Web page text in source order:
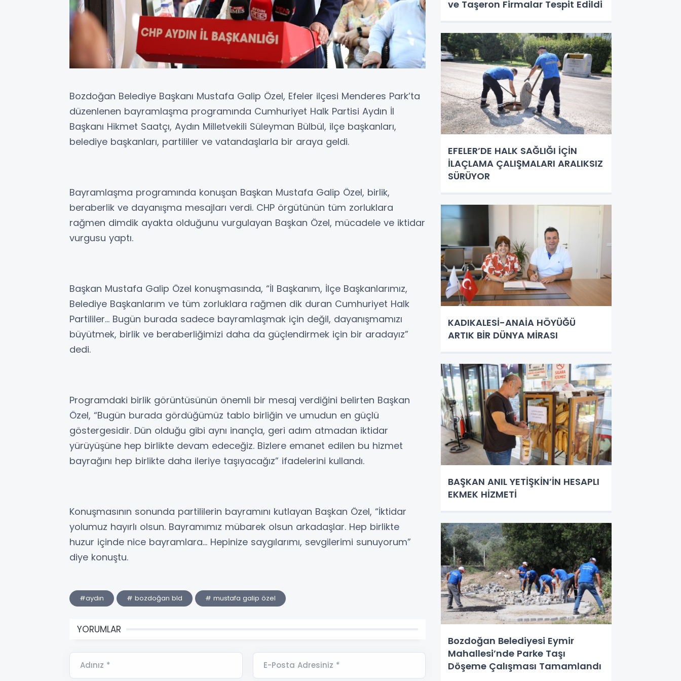
Bozdoğan Belediye Başkanı Mustafa Galip Özel, Efeler ilçesi Menderes Park’ta
düzenlenen bayramlaşma programında Cumhuriyet Halk Partisi Aydın İl
Başkanı Hikmet Saatçı, Aydın Milletvekili Süleyman Bülbül, ilçe başkanları,
belediye başkanları, partililer ve vatandaşlarla bir araya geldi.
Bayramlaşma programında konuşan Başkan Mustafa Galip Özel, birlik,
beraberlik ve dayanışma mesajları verdi. CHP örgütünün tüm zorluklara
rağmen dimdik ayakta olduğunu vurgulayan Başkan Özel, mücadele ve iktidar
vurgusu yaptı.
Başkan Mustafa Galip Özel konuşmasında, “İl Başkanım, İlçe Başkanlarımız,
Belediye Başkanlarım ve tüm zorluklara rağmen dik duran Cumhuriyet Halk
Partililer… Bugün burada sadece bayramlaşmak için değil, dayanışmamızı
büyütmek, birlik ve beraberliğimizi daha da güçlendirmek için bir aradayız”
dedi.
Programdaki birlik görüntüsünün önemli bir mesaj verdiğini belirten Başkan
Özel, “Bugün burada gördüğümüz tablo birliğin ve umudun en güçlü
göstergesidir. Dün olduğu gibi aynı inançla, geri adım atmadan iktidar
yürüyüşüne hep birlikte devam edeceğiz. Bizlere emanet edilen bu hizmet
bayrağını hep birlikte daha ileriye taşıyacağız” ifadelerini kullandı.
Konuşmasının sonunda partililerin bayramını kutlayan Başkan Özel, “İktidar
yolumuz hayırlı olsun. Bayramımız mübarek olsun arkadaşlar. Hep birlikte
huzur içinde nice bayramlara… Hepinize saygılarımı, sevgilerimi sunuyorum”
diye konuştu.
#aydın # bozdoğan bld # mustafa galip özel
YORUMLAR
Adınız * E-Posta Adresiniz *
ve Taşeron Firmalar Tespit Edildi
EFELER’DE HALK SAĞLIĞI İÇİN
İLAÇLAMA ÇALIŞMALARI ARALIKSIZ
SÜRÜYOR
KADIKALESİ-ANAİA HÖYÜĞÜ
ARTIK BİR DÜNYA MİRASI
BAŞKAN ANIL YETİŞKİN’İN HESAPLI
EKMEK HİZMETİ
Bozdoğan Belediyesi Eymir
Mahallesi’nde Parke Taşı
Döşeme Çalışması Tamamlandı